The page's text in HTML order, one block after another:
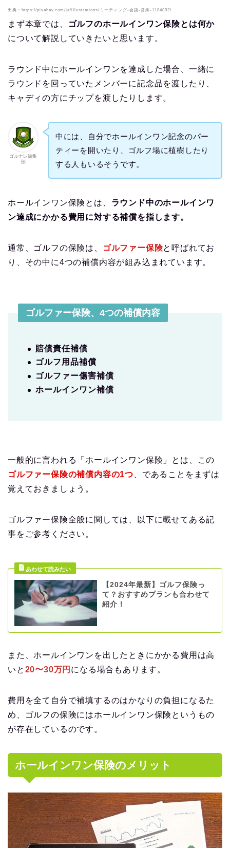
出典：https://pixabay.com/ja/illustrations/ミーティング-会議-営業-1184892/
まず本章では、
ゴルフのホールインワン保険とは何か
について解説していきたいと思います。
ラウンド中にホールインワンを達成した場合、一緒に
ラウンドを回っていたメンバーに記念品を渡したり、
キャディの方にチップを渡したりします。
ゴルナレ編集
部
中には、自分でホールインワン記念のパー
ティーを開いたり、ゴルフ場に植樹したり
する人もいるそうです。
ホールインワン保険とは、 ラウンド中のホールインワ
ン達成にかかる費用に対する補償を指します。
通常、ゴルフの保険は、 ゴルファー保険と呼ばれてお
り、その中に4つの補償内容が組み込まれています。
ゴルファー保険、4つの補償内容
賠償責任補償
ゴルフ用品補償
ゴルファー傷害補償
ホールインワン補償
一般的に言われる「ホールインワン保険」とは、この
ゴルファー保険の補償内容の1つ 、であることをまずは
覚えておきましょう。
ゴルファー保険全般に関しては、以下に載せてある記
事をご参考ください。
【2024年最新】ゴルフ保険っ
て？おすすめプランも合わせて
紹介！
また、ホールインワンを出したときにかかる費用は高
いと 20〜30万円 になる場合もあります。
費用を全て自分で補填するのはかなりの負担になるた
め、ゴルフの保険にはホールインワン保険というもの
が存在しているのです。
ホールインワン保険のメリット